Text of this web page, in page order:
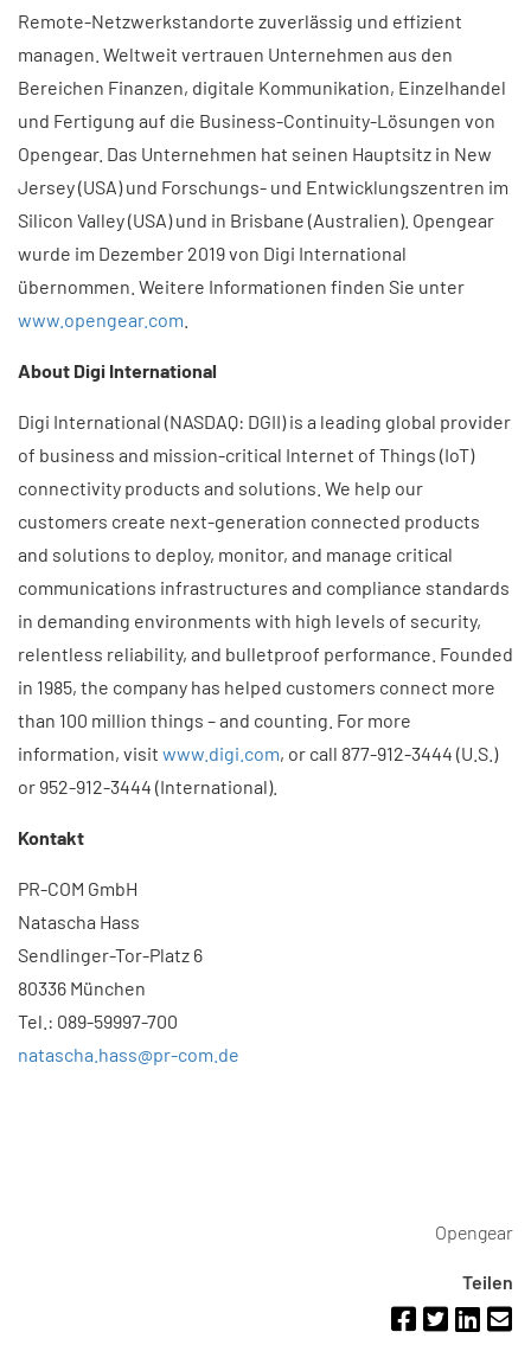
Remote-Netzwerkstandorte zuverlässig und effizient
managen. Weltweit vertrauen Unternehmen aus den
Bereichen Finanzen, digitale Kommunikation, Einzelhandel
und Fertigung auf die Business-Continuity-Lösungen von
Opengear. Das Unternehmen hat seinen Hauptsitz in New
Jersey (USA) und Forschungs- und Entwicklungszentren im
Silicon Valley (USA) und in Brisbane (Australien). Opengear
wurde im Dezember 2019 von Digi International
übernommen. Weitere Informationen finden Sie unter
www.opengear.com
About Digi International
Digi International (NASDAQ: DGII) is a leading global provider
of business and mission-critical Internet of Things (IoT)
connectivity products and solutions. We help our
customers create next-generation connected products
and solutions to deploy, monitor, and manage critical
communications infrastructures and compliance standards
in demanding environments with high levels of security,
relentless reliability, and bulletproof performance. Founded
in 1985, the company has helped customers connect more
than 100 million things – and counting. For more
information, visit www.digi.com, or call 877-912-3444 (U.S.)
or 952-912-3444 (International). ​
Kontakt
PR-COM GmbH
Natascha Hass
Sendlinger-Tor-Platz 6
80336 München
Tel.: 089-59997-700
natascha.hass@pr-com.de
Opengear
Teilen